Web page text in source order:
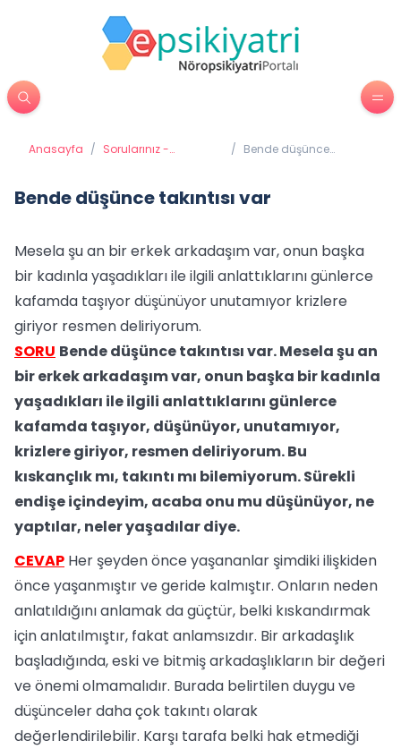
Anasayfa / Sorularınız -
/ Bende düşünce
Bende düşünce takıntısı var
Mesela şu an bir erkek arkadaşım var, onun başka
bir kadınla yaşadıkları ile ilgili anlattıklarını günlerce
kafamda taşıyor düşünüyor unutamıyor krizlere
giriyor resmen deliriyorum.
SORU Bende düşünce takıntısı var. Mesela şu an
bir erkek arkadaşım var, onun başka bir kadınla
yaşadıkları ile ilgili anlattıklarını günlerce
kafamda taşıyor, düşünüyor, unutamıyor,
krizlere giriyor, resmen deliriyorum. Bu
kıskançlık mı, takıntı mı bilemiyorum. Sürekli
endişe içindeyim, acaba onu mu düşünüyor, ne
yaptılar, neler yaşadılar diye.
CEVAP Her şeyden önce yaşananlar şimdiki ilişkiden
önce yaşanmıştır ve geride kalmıştır. Onların neden
anlatıldığını anlamak da güçtür, belki kıskandırmak
için anlatılmıştır, fakat anlamsızdır. Bir arkadaşlık
başladığında, eski ve bitmiş arkadaşlıkların bir değeri
ve önemi olmamalıdır. Burada belirtilen duygu ve
düşünceler daha çok takıntı olarak
değerlendirilebilir. Karşı tarafa belki hak etmediği